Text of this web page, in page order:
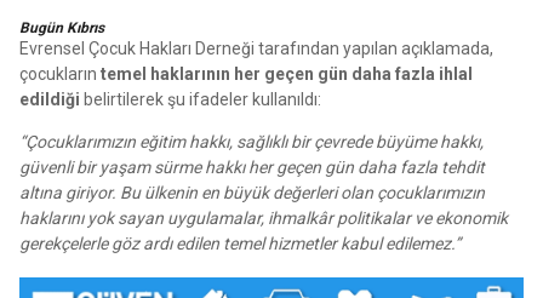
Bugün Kıbrıs
Evrensel Çocuk Hakları Derneği tarafından yapılan açıklamada,
çocukların temel haklarının her geçen gün daha fazla ihlal
edildiği belirtilerek şu ifadeler kullanıldı:
“Çocuklarımızın eğitim hakkı, sağlıklı bir çevrede büyüme hakkı,
güvenli bir yaşam sürme hakkı her geçen gün daha fazla tehdit
altına giriyor. Bu ülkenin en büyük değerleri olan çocuklarımızın
haklarını yok sayan uygulamalar, ihmalkâr politikalar ve ekonomik
gerekçelerle göz ardı edilen temel hizmetler kabul edilemez.”